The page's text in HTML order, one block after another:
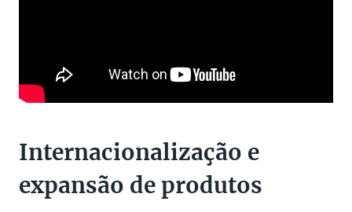
Internacionalização e
expansão de produtos